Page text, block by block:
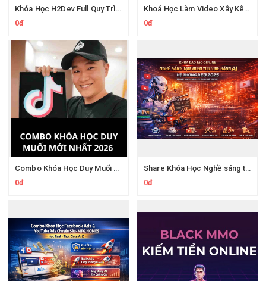
Khóa Học H2Dev Full Quy Trình Thực Chiến Và Key Làm Youtube View Ngoại
0đ
Khoá Học Làm Video Xây Kênh Hồ Mạnh Thắng
0đ
Combo Khóa Học Duy Muối 2026
0đ
Share Khóa Học Nghề sáng tạo video YouTube bằng AI Của Hải Nghiêm
0đ